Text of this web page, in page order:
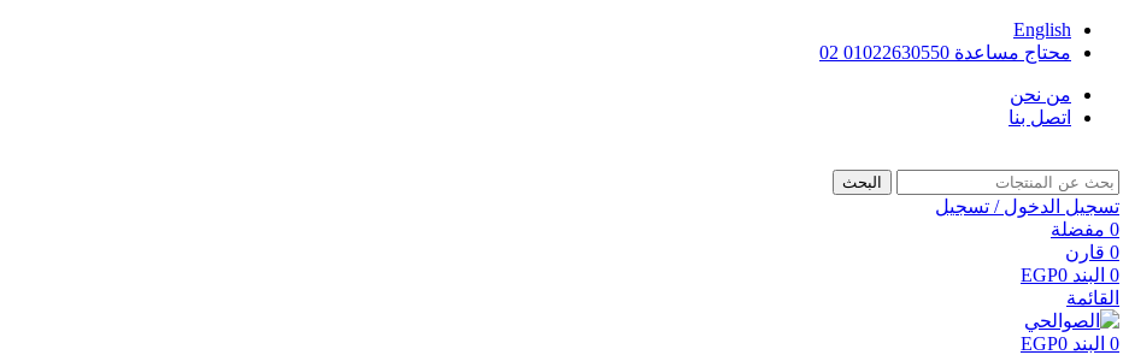
English
محتاج مساعدة 01022630550 02
من نحن
اتصل بنا
البحث
تسجيل الدخول / تسجيل
0 مفضلة
0 قارن
0 البند EGP0
القائمة
0 البند EGP0